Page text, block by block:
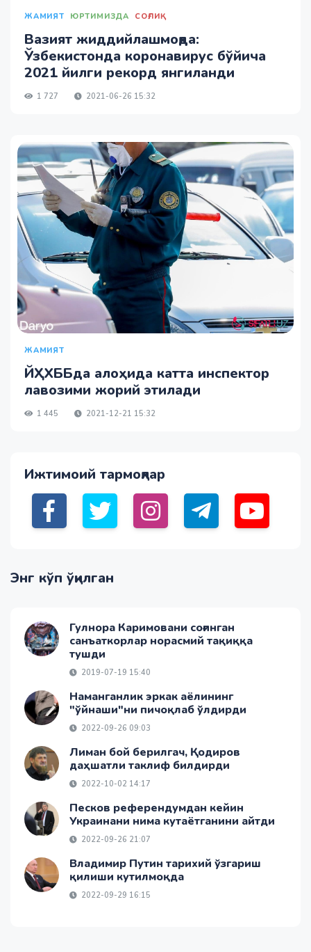
ЖАМИЯТ ЮРТИМИЗДА СОҒЛИҚ
Вазият жиддийлашмоқда:
Ўзбекистонда коронавирус бўйича
2021 йилги рекорд янгиланди
1 727 2021-06-26 15:32
ЖАМИЯТ
ЙҲХББда алоҳида катта инспектор
лавозими жорий этилади
1 445 2021-12-21 15:32
Ижтимоий тармоқлар
Энг кўп ўқилган
Гулнора Каримовани соғинган
санъаткорлар норасмий тақиққа
тушди
2019-07-19 15:40
Наманганлик эркак аёлининг
"ўйнаши"ни пичоқлаб ўлдирди
2022-09-26 09:03
Лиман бой берилгач, Қодиров
даҳшатли таклиф билдирди
2022-10-02 14:17
Песков референдумдан кейин
Украинани нима кутаётганини айтди
2022-09-26 21:07
Владимир Путин тарихий ўзгариш
қилиши кутилмоқда
2022-09-29 16:15